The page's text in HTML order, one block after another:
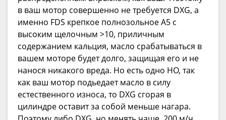
в ваш мотор совершенно не требуется DXG, а
именно FDS крепкое полнозольное А5 с
высоким щелочным >10, приличным
содержанием кальция, масло срабатываться в
вашем моторе будет долго, защищая его и не
нанося никакого вреда. Но есть одно НО, так
как ваш мотор подьедает масло в силу
естественного износа, то DXG сгорая в
цилиндре оставит за собой меньше нагара.